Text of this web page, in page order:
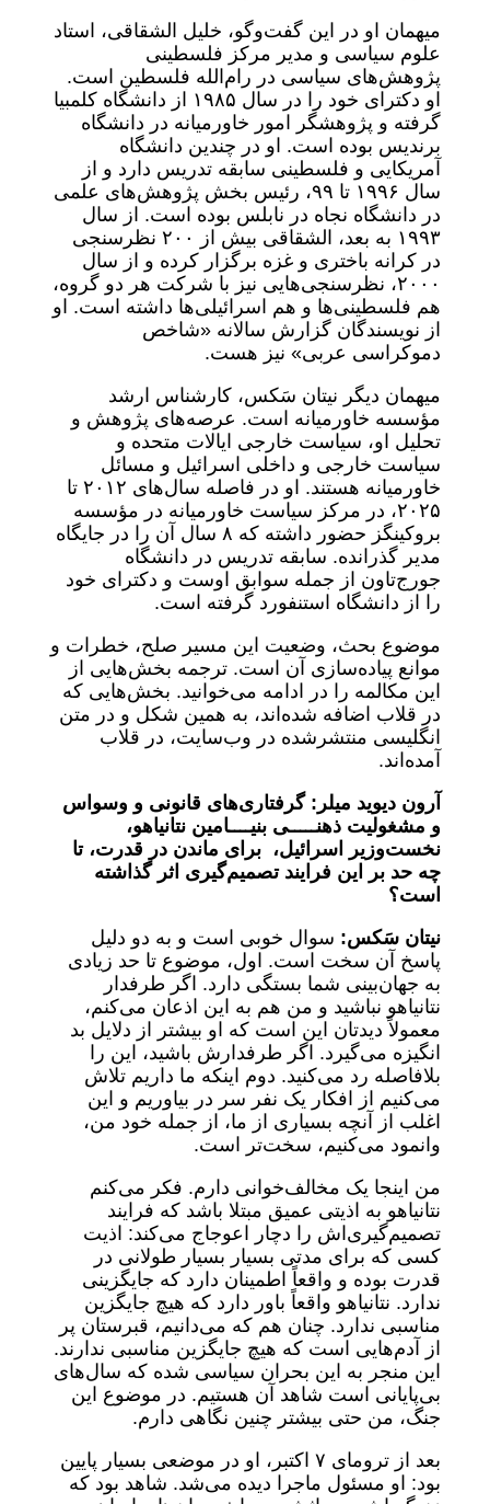
میهمان او در این گفت‌وگو، خلیل الشقاقی، استاد
علوم سیاسی و مدیر مرکز فلسطینی
پژوهش‌های سیاسی در رام‌الله فلسطین است.
او دکترای خود را در سال ۱۹۸۵ از دانشگاه کلمبیا
گرفته و پژوهشگر امور خاورمیانه در دانشگاه
برندیس بوده است. او در چندین دانشگاه
آمریکایی و فلسطینی سابقه تدریس دارد و از
سال ۱۹۹۶ تا ۹۹، رئیس بخش پژوهش‌های علمی
در دانشگاه نجاه در نابلس بوده است. از سال
۱۹۹۳ به بعد، الشقاقی بیش از ۲۰۰ نظرسنجی
در کرانه باختری و غزه برگزار کرده و از سال
۲۰۰۰، نظرسنجی‌هایی نیز با شرکت هر دو گروه،
هم فلسطینی‌ها و هم اسرائیلی‌ها داشته است. او
از نویسندگان گزارش سالانه «شاخص
دموکراسی عربی» نیز هست.
میهمان دیگر نیتان سَکس، کارشناس ارشد
مؤسسه خاورمیانه است. عرصه‌های پژوهش و
تحلیل او، سیاست خارجی ایالات متحده و
سیاست خارجی و داخلی اسرائیل و مسائل
خاورمیانه هستند. او در فاصله سال‌های ۲۰۱۲ تا
۲۰۲۵، در مرکز سیاست خاورمیانه در مؤسسه
بروکینگز حضور داشته که ۸ سال آن را در جایگاه
مدیر گذرانده. سابقه تدریس در دانشگاه
جورج‌تاون از جمله سوابق اوست و دکترای خود
را از دانشگاه استنفورد گرفته است.
موضوع بحث، وضعیت این مسیر صلح، خطرات و
موانع پیاده‌سازی آن است. ترجمه بخش‌هایی از
این مکالمه را در ادامه می‌خوانید. بخش‌هایی که
در قلاب اضافه شده‌اند، به همین شکل و در متن
انگلیسی منتشرشده در وب‌سایت، در قلاب
آمده‌اند.
آرون دیوید میلر: گرفتاری‌های قانونی و وسواس
و مشغولیت ذهنـــــی بنیــــامین نتانیاهو،
نخست‌وزیر اسرائیل، برای ماندن در قدرت، تا
چه حد بر این فرایند تصمیم‌گیری اثر گذاشته
است؟
نیتان سَکس: سوال خوبی است و به دو دلیل
پاسخ آن سخت است. اول، موضوع تا حد زیادی
به جهان‌بینی شما بستگی دارد. اگر طرفدار
نتانیاهو نباشید و من هم به این اذعان می‌کنم،
معمولاً دیدتان این است که او بیشتر از دلایل بد
انگیزه می‌گیرد. اگر طرفدارش باشید، این را
بلافاصله رد می‌کنید. دوم اینکه ما داریم تلاش
می‌کنیم از افکار یک نفر سر در بیاوریم و این
اغلب از آنچه بسیاری از ما، از جمله خود من،
وانمود می‌کنیم، سخت‌تر است.
من اینجا یک مخالف‌خوانی دارم. فکر می‌کنم
نتانیاهو به اذیتی عمیق مبتلا باشد که فرایند
تصمیم‌گیری‌اش را دچار اعوجاج می‌کند: اذیت
کسی که برای مدتی بسیار بسیار طولانی در
قدرت بوده و واقعاً اطمینان دارد که جایگزینی
ندارد. نتانیاهو واقعاً باور دارد که هیچ جایگزین
مناسبی ندارد. چنان هم که می‌دانیم، قبرستان پر
از آدم‌هایی است که هیچ جایگزین مناسبی ندارند.
این منجر به این بحران سیاسی شده که سال‌های
بی‌پایانی است شاهد آن هستیم. در موضوع این
جنگ، من حتی بیشتر چنین نگاهی دارم.
بعد از ترومای ۷ اکتبر، او در موضعی بسیار پایین
بود: او مسئول ماجرا دیده می‌شد. شاهد بود که